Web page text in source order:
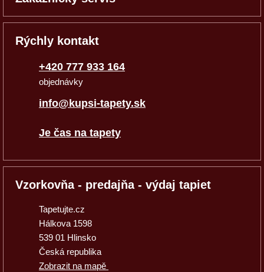
Rýchly kontakt
+420 777 933 164
objednávky
info@kupsi-tapety.sk
Je čas na tapety
Vzorkovňa - predajňa - výdaj tapiet
Tapetujte.cz
Hálkova 1598
539 01 Hlinsko
Česká republika
Zobrazit na mapě